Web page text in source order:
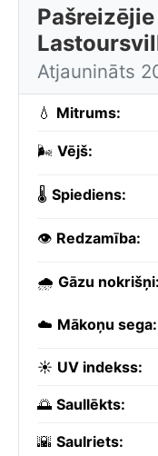
Atjaunināts
💧 Mitrums:
🌬️ Vējš:
🌡️ Spiediens:
👁️ Redzamība:
🌧️ Gāzu nokrišņi:
☁️ Mākoņu sega:
☀️ UV indekss:
🌅 Saullēkts:
🌇 Saulriets: